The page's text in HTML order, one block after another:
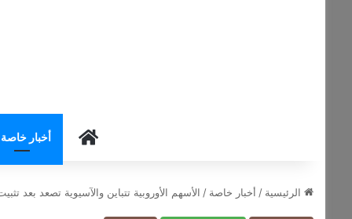
HOMEأخبار خاصة
الرئيسية / أخبار خاصة / الأسهم الأوروبية تتباين والآسيوية تصعد بعد تثبيت